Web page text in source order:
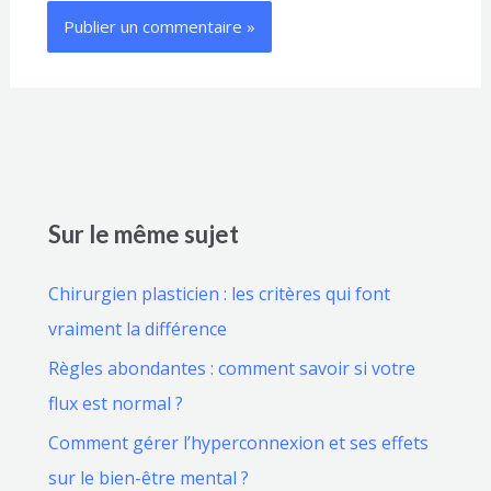
Sur le même sujet
Chirurgien plasticien : les critères qui font
vraiment la différence
Règles abondantes : comment savoir si votre
flux est normal ?
Comment gérer l’hyperconnexion et ses effets
sur le bien-être mental ?